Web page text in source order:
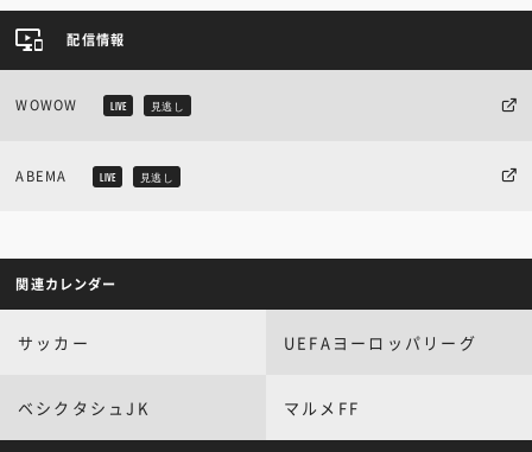
配信情報
WOWOW LIVE 見逃し
ABEMA LIVE 見逃し
関連カレンダー
サッカー UEFAヨーロッパリーグ
ベシクタシュJK マルメFF